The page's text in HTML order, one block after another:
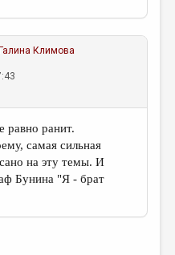
Галина Климова
равно ранит.
самая сильная
на эту темы. И
Бунина "Я - брат